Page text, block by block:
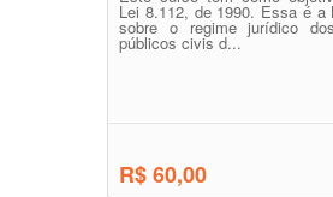
Lei 8.112, de 1990. Essa é a
sobre o regime jurídico
públicos civis d...
R$ 60,00